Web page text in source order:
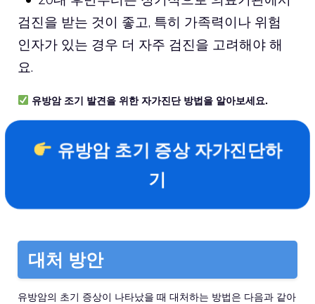
검진을 받는 것이 좋고, 특히 가족력이나 위험
인자가 있는 경우 더 자주 검진을 고려해야 해
요.
유방암 조기 발견을 위한 자가진단 방법을 알아보세요.
유방암 초기 증상 자가진단하
기
대처 방안
유방암의 초기 증상이 나타났을 때 대처하는 방법은 다음과 같아